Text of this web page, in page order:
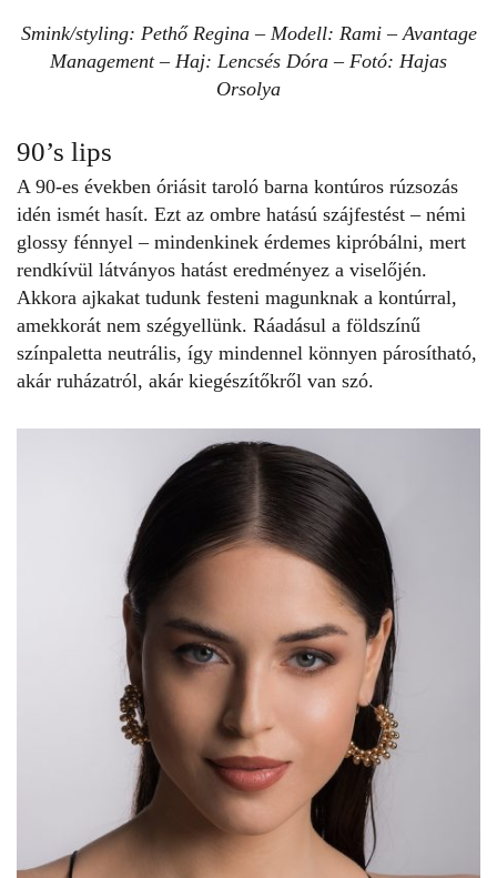
Smink/styling: Pethő Regina – Modell: Rami – Avantage
Management – Haj: Lencsés Dóra – Fotó: Hajas
Orsolya
90’s lips
A 90-es években óriásit taroló barna kontúros rúzsozás
idén ismét hasít. Ezt az ombre hatású szájfestést – némi
glossy fénnyel – mindenkinek érdemes kipróbálni, mert
rendkívül látványos hatást eredményez a viselőjén.
Akkora ajkakat tudunk festeni magunknak a kontúrral,
amekkorát nem szégyellünk. Ráadásul a földszínű
színpaletta neutrális, így mindennel könnyen párosítható,
akár ruházatról, akár kiegészítőkről van szó.